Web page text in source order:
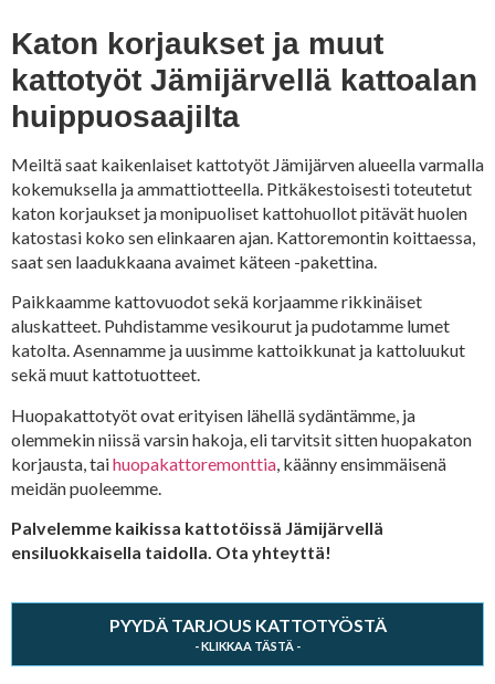
Katon korjaukset ja muut
kattotyöt Jämijärvellä kattoalan
huippuosaajilta
Meiltä saat kaikenlaiset kattotyöt Jämijärven alueella varmalla
kokemuksella ja ammattiotteella. Pitkäkestoisesti toteutetut
katon korjaukset ja monipuoliset kattohuollot pitävät huolen
katostasi koko sen elinkaaren ajan. Kattoremontin koittaessa,
saat sen laadukkaana avaimet käteen -pakettina.
Paikkaamme kattovuodot sekä korjaamme rikkinäiset
aluskatteet. Puhdistamme vesikourut ja pudotamme lumet
katolta. Asennamme ja uusimme kattoikkunat ja kattoluukut
sekä muut kattotuotteet.
Huopakattotyöt ovat erityisen lähellä sydäntämme, ja
olemmekin niissä varsin hakoja, eli tarvitsit sitten huopakaton
korjausta, taihuopakattoremonttia , käänny ensimmäisenä
meidän puoleemme.
Palvelemme kaikissa kattotöissä Jämijärvellä
ensiluokkaisella taidolla. Ota yhteyttä!
PYYDÄ TARJOUS KATTOTYÖSTÄ